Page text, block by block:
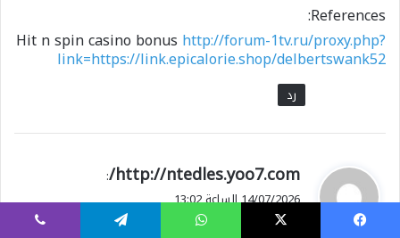
References:
Hit n spin casino bonus http://forum-1tv.ru/proxy.php?
link=https://link.epicalorie.shop/delbertswank52
رد
ي
ق
http://ntedles.yoo7.com/
:
14/07/2026 الساعة 13:02
References: